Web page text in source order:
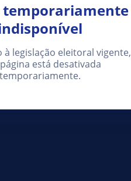
temporariamente
à legislação eleitoral vigente,
está desativada
temporariamente.